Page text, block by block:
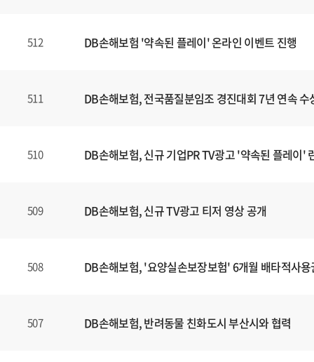
512 DB손해보험 '약속된 플레이' 온라인 이벤트 진행
511 DB손해보험, 전국품질분임조 경진대회 7년 연속 수
510 DB손해보험, 신규 기업PR TV광고 '약속된 플레이'
509 DB손해보험, 신규 TV광고 티저 영상 공개
508 DB손해보험, '요양실손보장보험' 6개월 배타적사용
507 DB손해보험, 반려동물 친화도시 부산시와 협력